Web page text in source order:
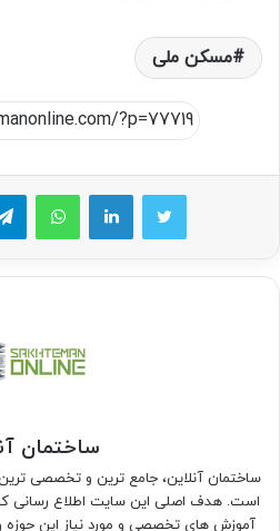
مسکن ملی
واتس آپ
ساختمان
ساختمان آنلاین، جامع ترین و تخصصی
است. هدف اصلی این سایت اطلاع رسانی
آموزش های تخصصی و مورد نیاز این